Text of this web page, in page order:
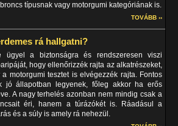
típusnak vagy motorgumi kategóriának is.
TOVÁBB ››
rá hallgatni?
ügyel a biztonságra és rendszeresen viszi
hogy ellenőrizzék rajta az alkatrészeket,
motorgumi tesztet is elvégezzék rajta. Fontos
jó állapotban legyenek, főleg akkor ha erős
A nagy terhelés azonban nem mindig csak a
éri, hanem a túrázókét is. Ráadásul a
és a súly is amely rá nehezül.